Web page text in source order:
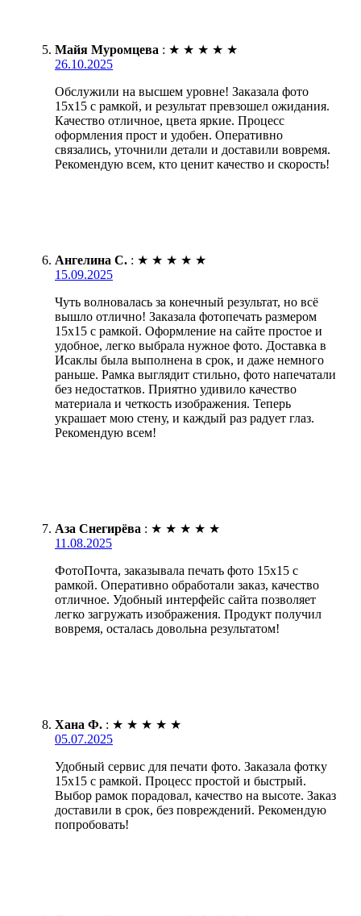
Майя Муромцева : ★ ★ ★ ★ ★
26.10.2025
Обслужили на высшем уровне! Заказала фото
15х15 с рамкой, и результат превзошел ожидания.
Качество отличное, цвета яркие. Процесс
оформления прост и удобен. Оперативно
связались, уточнили детали и доставили вовремя.
Рекомендую всем, кто ценит качество и скорость!
Ангелина С. : ★ ★ ★ ★ ★
15.09.2025
Чуть волновалась за конечный результат, но всё
вышло отлично! Заказала фотопечать размером
15х15 с рамкой. Оформление на сайте простое и
удобное, легко выбрала нужное фото. Доставка в
Исаклы была выполнена в срок, и даже немного
раньше. Рамка выглядит стильно, фото напечатали
без недостатков. Приятно удивило качество
материала и четкость изображения. Теперь
украшает мою стену, и каждый раз радует глаз.
Рекомендую всем!
Аза Снегирёва : ★ ★ ★ ★ ★
11.08.2025
ФотоПочта, заказывала печать фото 15х15 с
рамкой. Оперативно обработали заказ, качество
отличное. Удобный интерфейс сайта позволяет
легко загружать изображения. Продукт получил
вовремя, осталась довольна результатом!
Хана Ф. : ★ ★ ★ ★ ★
05.07.2025
Удобный сервис для печати фото. Заказала фотку
15х15 с рамкой. Процесс простой и быстрый.
Выбор рамок порадовал, качество на высоте. Заказ
доставили в срок, без повреждений. Рекомендую
попробовать!